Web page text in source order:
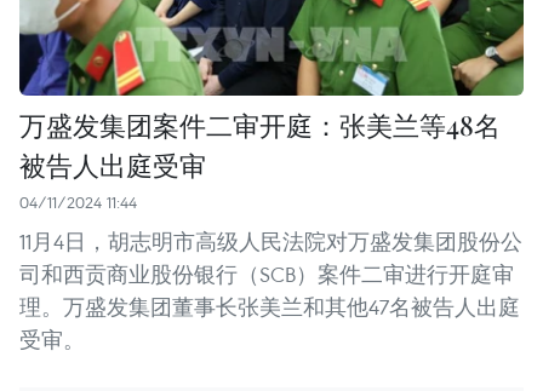
万盛发集团案件二审开庭：张美兰等48名
被告人出庭受审
04/11/2024 11:44
11月4日，胡志明市高级人民法院对万盛发集团股份公
司和西贡商业股份银行（SCB）案件二审进行开庭审
理。万盛发集团董事长张美兰和其他47名被告人出庭
受审。